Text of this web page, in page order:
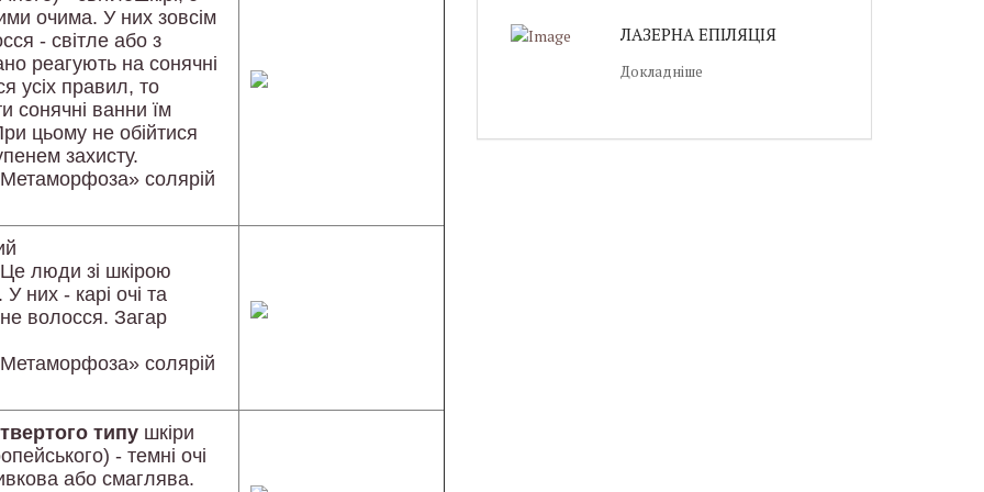
очима. У них зовсім
- світле або з
реагують на сонячні
усіх правил, то
сонячні ванни їм
цьому не обійтися
захисту.
солярій
люди зі шкірою
них - карі очі та
волосся. Загар
солярій
типу шкіри
- темні очі
або смаглява.
ЛАЗЕРНА ЕПІЛЯЦІЯ
Докладніше